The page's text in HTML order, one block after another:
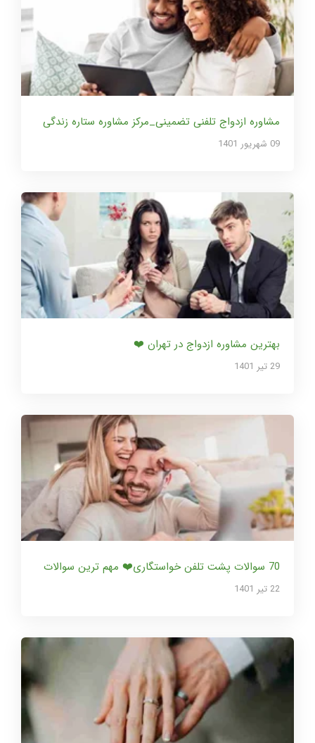
مشاوره ازدواج تلفنی تضمینی_مرکز مشاوره ستاره زندگی
09 شهریور 1401
بهترین مشاوره ازدواج در تهران ❤️
29 تير 1401
70 سوالات پشت تلفن خواستگاری❤️ مهم ترین سوالات
22 تير 1401